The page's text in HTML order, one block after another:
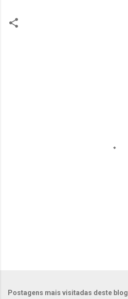
Postagens mais visitadas deste blog